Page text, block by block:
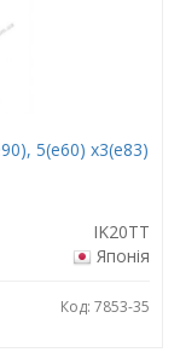
5(е60) х3(е83)
IK20TT
Японія
Код: 7853-35